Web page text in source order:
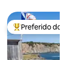
Entre os
Preferido dos